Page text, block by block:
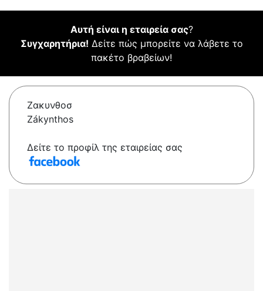
Αυτή είναι η εταιρεία σας?
Συγχαρητήρια! Δείτε πώς μπορείτε να λάβετε το
πακέτο βραβείων!
Ζακυνθοσ
Zákynthos
Δείτε το προφίλ της εταιρείας σας